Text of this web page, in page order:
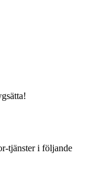
-tjänster i följande